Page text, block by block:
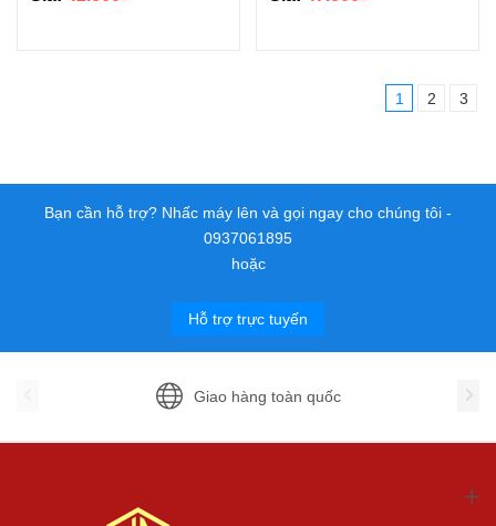
1 2 3
Bạn cần hỗ trợ? Nhấc máy lên và gọi ngay cho chúng tôi -
0937061895
hoặc
Hỗ trợ trực tuyến
Giao hàng toàn quốc